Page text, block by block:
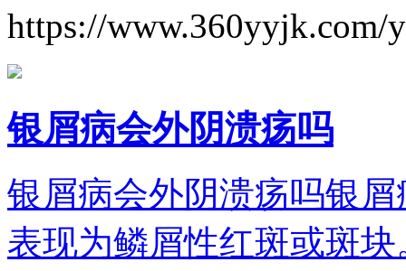
https://www.360yyjk.com/
银屑病会外阴溃疡吗
银屑病会外阴溃疡吗银
表现为鳞屑性红斑或斑